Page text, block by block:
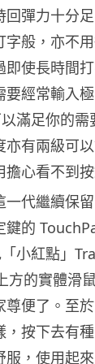
彈力十分
般，亦不
使長時間
經常輸入
滿足你的需
有兩級可
心看不到
一代繼續保
的
小紅點」
方的實體滑
尊便了。至
按下去有
，使用起